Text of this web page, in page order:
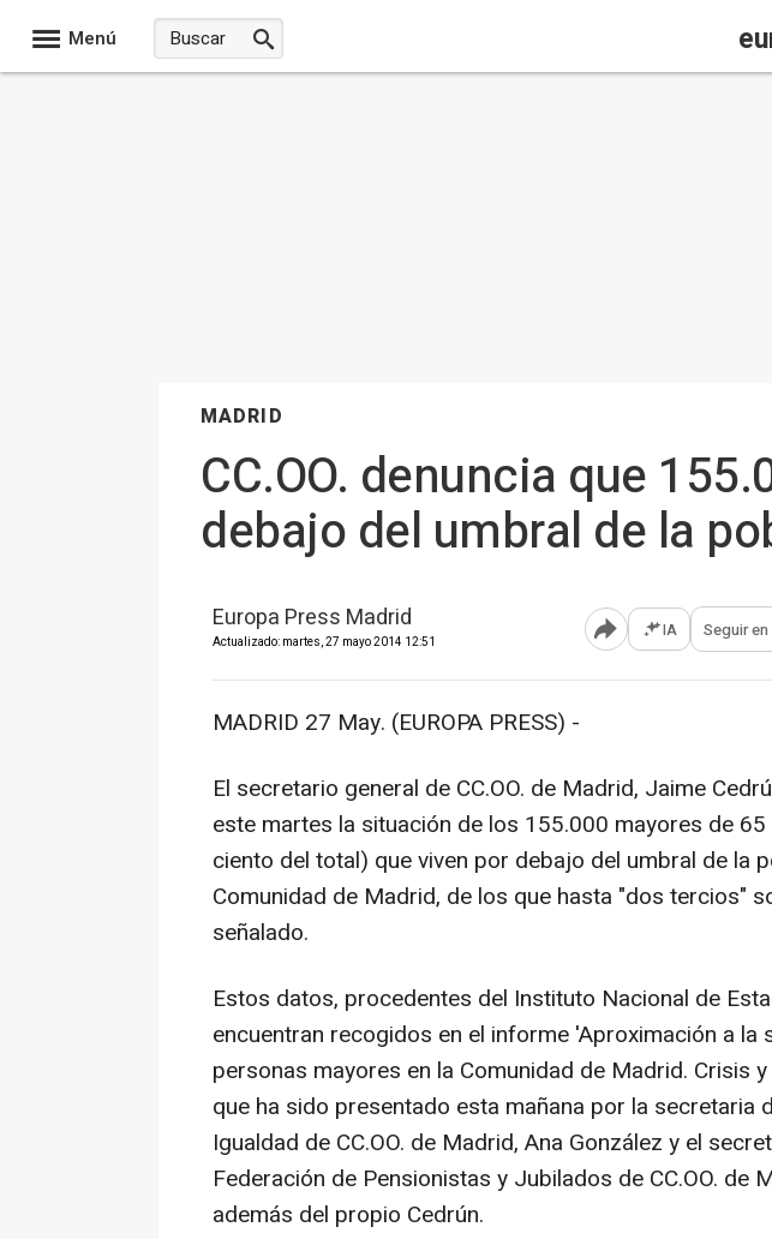
Menú
MADRID
CC.OO. denuncia que
debajo del umbral de la
Europa Press Madrid
Actualizado: martes, 27 mayo 2014 12:51 Abrir opciones para
IA Seguir en
MADRID 27 May. (EUROPA PRESS) -
El secretario general de CC.OO. de Madrid, Jaime
este martes la situación de los 155.000 mayores de
ciento del total) que viven por debajo del umbral de la
Comunidad de Madrid, de los que hasta "dos tercios"
señalado.
Estos datos, procedentes del Instituto Nacional de
encuentran recogidos en el informe 'Aproximación a la
personas mayores en la Comunidad de Madrid. Crisis
que ha sido presentado esta mañana por la secretaria
Igualdad de CC.OO. de Madrid, Ana González y el
Federación de Pensionistas y Jubilados de CC.OO. de
además del propio Cedrún.